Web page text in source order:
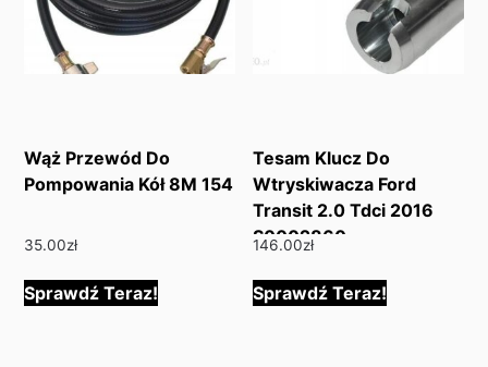
Wąż Przewód Do
Pompowania Kół 8M 154
35.00zł
Sprawdź Teraz!
Tesam Klucz Do
Wtryskiwacza Ford
Transit 2.0 Tdci 2016
S0002860
146.00zł
Sprawdź Teraz!